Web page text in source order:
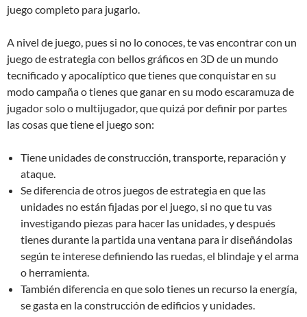
juego completo para jugarlo.
A nivel de juego, pues si no lo conoces, te vas encontrar con un
juego de estrategia con bellos gráficos en 3D de un mundo
tecnificado y apocalíptico que tienes que conquistar en su
modo campaña o tienes que ganar en su modo escaramuza de
jugador solo o multijugador, que quizá por definir por partes
las cosas que tiene el juego son:
Tiene unidades de construcción, transporte, reparación y
ataque.
Se diferencia de otros juegos de estrategia en que las
unidades no están fijadas por el juego, si no que tu vas
investigando piezas para hacer las unidades, y después
tienes durante la partida una ventana para ir diseñándolas
según te interese definiendo las ruedas, el blindaje y el arma
o herramienta.
También diferencia en que solo tienes un recurso la energía,
se gasta en la construcción de edificios y unidades.